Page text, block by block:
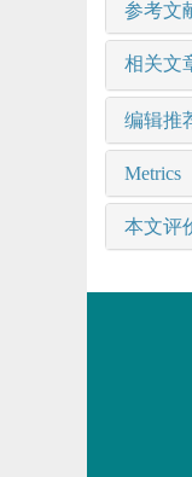
参考文
相关文
编辑推
Metrics
本文评